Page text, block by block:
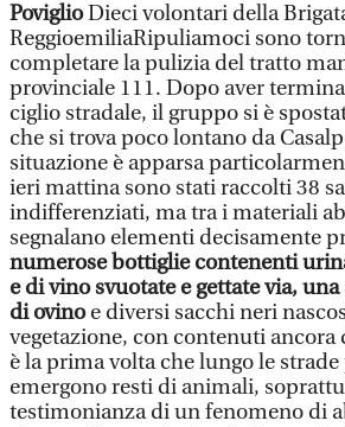
PoviglioDieci volontari della
ReggioemiliaRipuliamoci sono
completare la pulizia del tratto
provinciale 111. Dopo aver
ciglio stradale, il gruppo si è
che si trova poco lontano da
situazione è apparsa
ieri mattina sono stati raccolti 38
indifferenziati, ma tra i materiali
segnalano elementi decisamente
numerose bottiglie contenenti
e di vino svuotate e gettate via,
di ovinoe diversi sacchi neri
vegetazione, con contenuti ancora
è la prima volta che lungo le
emergono resti di animali,
testimonianza di un fenomeno di